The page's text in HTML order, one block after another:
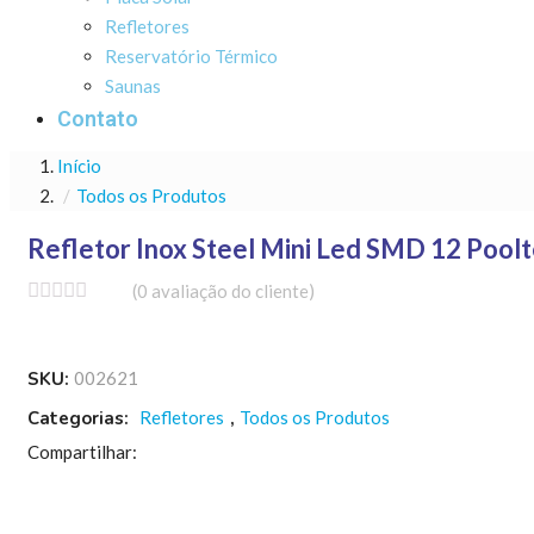
Refletores
Reservatório Térmico
Saunas
Contato
Início
Todos os Produtos
Refletor Inox Steel Mini Led SMD 12
(0 avaliação do cliente)
SKU: 002621
Categorias: Refletores , Todos os Produtos
Compartilhar: